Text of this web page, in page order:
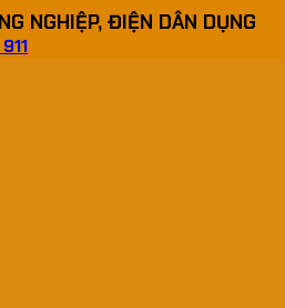
NGHIỆP, ĐIỆN DÂN DỤNG